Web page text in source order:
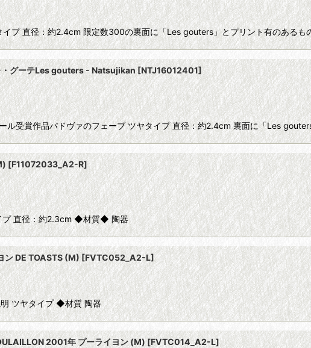
プ 直径：約2.4cm 限定数300の裏面に「Les gouters」とプリント有のある
・グーテLes gouters - Natsujikan [NTJ16012401]
受賞作品パドヴァのフェーブ ツヤタイプ 直径：約2.4cm 裏面に「Les
[F11072033_A2-R]
プ 直径：約2.3cm ◆材質◆ 陶器
ン DE TOASTS (M) [FVTC052_A2-L]
ツヤタイプ ◆材質 陶器
2001年 プーライヨン (M) [FVTC014_A2-L]